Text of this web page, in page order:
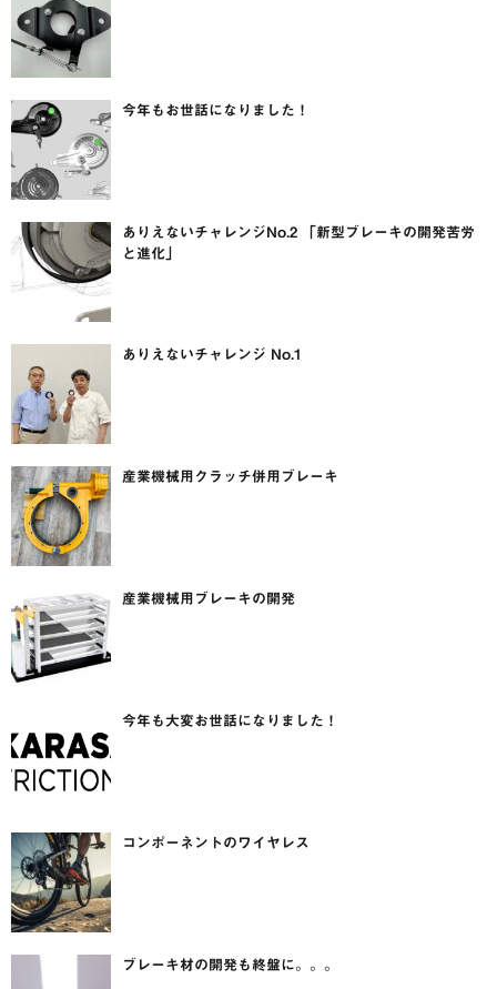
今年もお世話になりました！
ありえないチャレンジNo.2 「新型ブレーキの開発苦労
と進化」
ありえないチャレンジ No.1
産業機械用クラッチ併用ブレーキ
産業機械用ブレーキの開発
今年も大変お世話になりました！
コンポーネントのワイヤレス
ブレーキ材の開発も終盤に。。。